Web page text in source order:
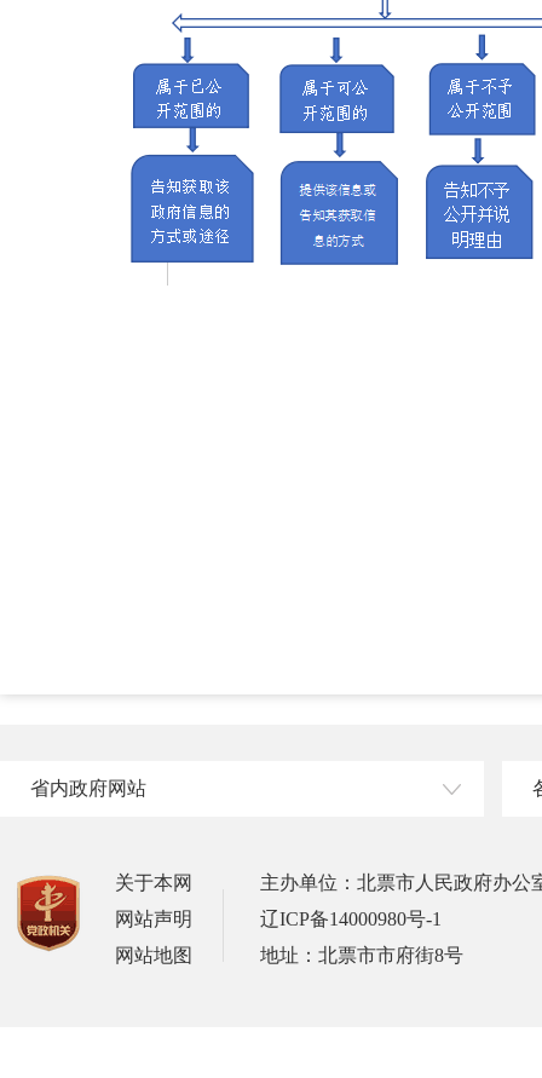
省内政府网站
关于本网
网站声明
网站地图
主办单位：北票市人民政府办公
辽ICP备14000980号-1
地址：北票市市府街8号